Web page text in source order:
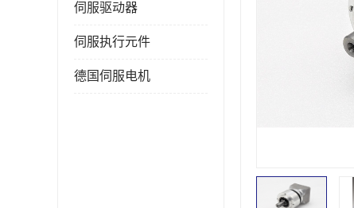
伺服驱动器
伺服执行元件
德国伺服电机